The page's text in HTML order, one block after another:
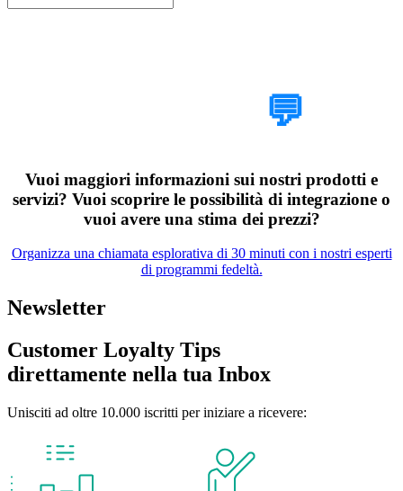
💬
Vuoi maggiori informazioni sui nostri prodotti e
servizi? Vuoi scoprire le possibilità di integrazione o
vuoi avere una stima dei prezzi?
Organizza una chiamata esplorativa di 30 minuti con i nostri esperti
di programmi fedeltà.
Newsletter
Customer Loyalty Tips
direttamente nella tua Inbox
Unisciti ad oltre 10.000 iscritti per iniziare a ricevere: